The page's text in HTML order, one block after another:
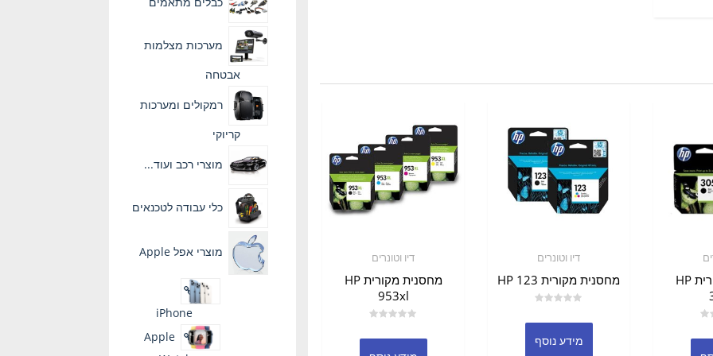
מחסנית מקורית HP
דיו וטונרים
מחסנית מקורית HP 123
0
5
מידע נוסף
דיו וטונרים
מחסנית מקורית HP
953xl
0
מערכות מצלמות
אבטחה
רמקולים ומערכות
קריוקי
מוצרי רכב ועוד...
כלי עבודה לטכנאים
מוצרי אפל Apple
iPhone
Apple